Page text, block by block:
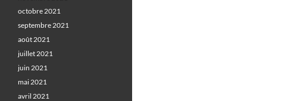
octobre 2021
septembre 2021
août 2021
juillet 2021
juin 2021
mai 2021
avril 2021